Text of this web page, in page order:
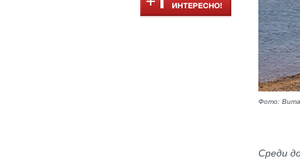
Фото:
Среди